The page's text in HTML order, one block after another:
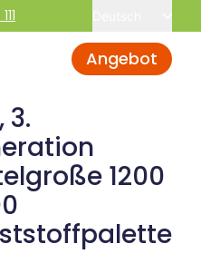
Angebot
3.
1200